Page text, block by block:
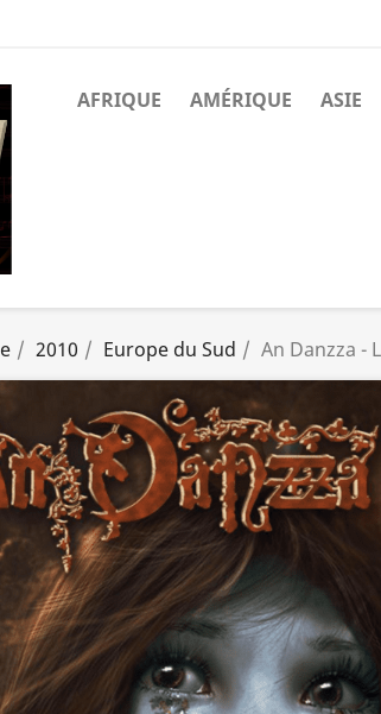
AFRIQUE AMÉRIQUE ASIE
2010 Europe du Sud An Danzza -